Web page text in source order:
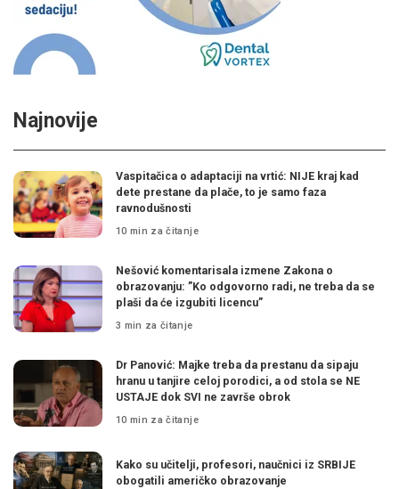
Najnovije
Vaspitačica o adaptaciji na vrtić: NIJE kraj kad
dete prestane da plače, to je samo faza
ravnodušnosti
10 min za čitanje
Nešović komentarisala izmene Zakona o
obrazovanju: ”Ko odgovorno radi, ne treba da se
plaši da će izgubiti licencu”
3 min za čitanje
Dr Panović: Majke treba da prestanu da sipaju
hranu u tanjire celoj porodici, a od stola se NE
USTAJE dok SVI ne završe obrok
10 min za čitanje
Kako su učitelji, profesori, naučnici iz SRBIJE
obogatili američko obrazovanje